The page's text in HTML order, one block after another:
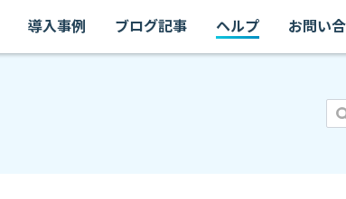
導入事例 ブログ記事 ヘルプ お問い